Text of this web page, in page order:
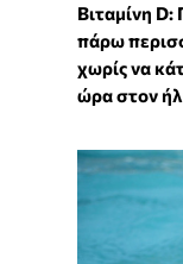
Βιταμίνη
πάρω
χωρίς να
ώρα στον